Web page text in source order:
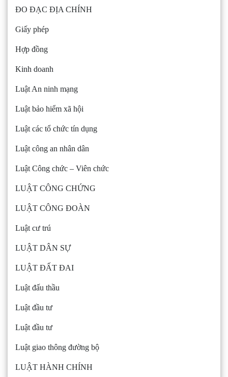
ĐO ĐẠC ĐỊA CHÍNH
Giấy phép
Hợp đồng
Kinh doanh
Luật An ninh mạng
Luật bảo hiểm xã hội
Luật các tổ chức tín dụng
Luật công an nhân dân
Luật Công chức – Viên chức
LUẬT CÔNG CHỨNG
LUẬT CÔNG ĐOÀN
Luật cư trú
LUẬT DÂN SỰ
LUẬT ĐẤT ĐAI
Luật đấu thầu
Luật đầu tư
Luật đầu tư
Luật giao thông đường bộ
LUẬT HÀNH CHÍNH